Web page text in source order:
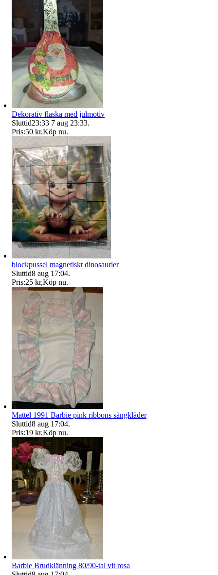
Dekorativ flaska med julmotiv
Sluttid23:33 7 aug 23:33.
Pris:50 kr,Köp nu.
blockpussel magnetiskt dinosaurier
Sluttid8 aug 17:04.
Pris:25 kr,Köp nu.
Mattel 1991 Barbie pink ribbons sängkläder
Sluttid8 aug 17:04.
Pris:19 kr,Köp nu.
Barbie Brudklänning 80/90-tal vit rosa